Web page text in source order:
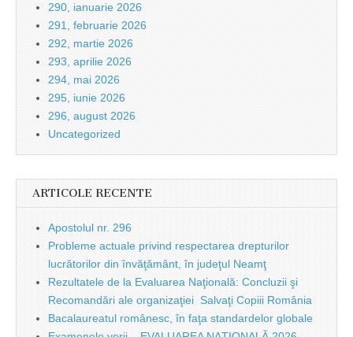
290, ianuarie 2026
291, februarie 2026
292, martie 2026
293, aprilie 2026
294, mai 2026
295, iunie 2026
296, august 2026
Uncategorized
ARTICOLE RECENTE
Apostolul nr. 296
Probleme actuale privind respectarea drepturilor
lucrătorilor din învăţământ, în judeţul Neamţ
Rezultatele de la Evaluarea Naţională: Concluzii şi
Recomandări ale organizaţiei Salvaţi Copiii România
Bacalaureatul românesc, în faţa standardelor globale